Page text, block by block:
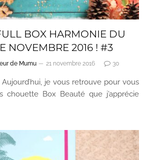
BOX HARMONIE DU
NOVEMBRE 2016 ! #3
de Mumu 21 novembre 2016 30
je vous retrouve pour vous
chouette Box Beauté que j’apprécie